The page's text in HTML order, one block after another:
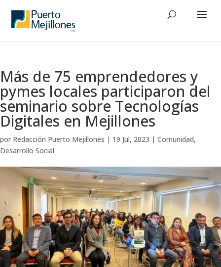
Más de 75 emprendedores y
pymes locales participaron del
seminario sobre Tecnologías
Digitales en Mejillones
por Redacción Puerto Mejillones | 19 Jul, 2023 | Comunidad,
Desarrollo Social